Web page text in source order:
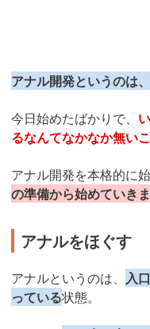
アナル開発というのは
今日始めたばかりで、
るなんてなかなか無い
アナル開発を本格的に
の準備から始めていきま
アナルをほぐす
アナルというのは、 入
っている状態。